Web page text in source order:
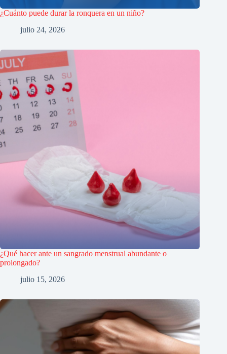
¿Cuánto puede durar la ronquera en un niño?
julio 24, 2026
¿Qué hacer ante un sangrado menstrual abundante o
prolongado?
julio 15, 2026